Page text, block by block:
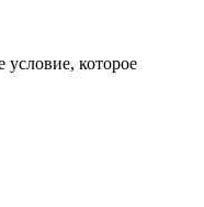
условие, которое